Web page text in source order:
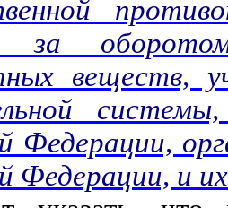
за
веществ,
Федерации,
Федерации, и